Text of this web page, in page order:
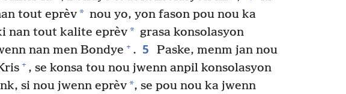
tout eprèv* nou yo, yon fason pou nou ka
nan tout kalite eprèv* grasa konsolasyon
nan men Bondye + . 5
Paske, menm jan nou
+ , se konsa tou nou jwenn anpil konsolasyon
si nou jwenn eprèv*, se pou nou ka jwenn